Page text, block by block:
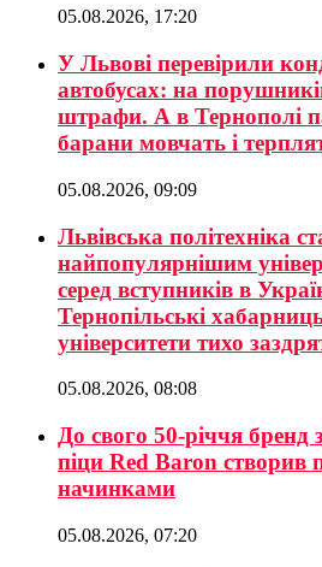
05.08.2026, 17:20
У Львові перевірили
автобусах: на
штрафи. А в Тернополі
барани мовчать і
05.08.2026, 09:09
Львівська політехніка
найпопулярнішим
серед вступників в
Тернопільські
університети тихо
05.08.2026, 08:08
До свого 50-річчя бренд
піци Red Baron створив
начинками
05.08.2026, 07:20